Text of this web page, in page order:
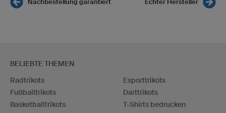
Nachbestellung garantiert Echter Hersteller
BELIEBTE THEMEN
Radtrikots
Fußballtrikots
Basketballtrikots
Esporttrikots
Darttrikots
T-Shirts bedrucken